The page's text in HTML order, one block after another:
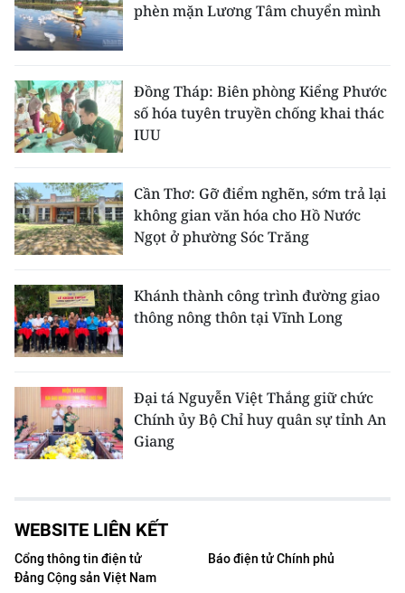
phèn mặn Lương Tâm chuyển mình
Đồng Tháp: Biên phòng Kiểng Phước
số hóa tuyên truyền chống khai thác
IUU
Cần Thơ: Gỡ điểm nghẽn, sớm trả lại
không gian văn hóa cho Hồ Nước
Ngọt ở phường Sóc Trăng
Khánh thành công trình đường giao
thông nông thôn tại Vĩnh Long
Đại tá Nguyễn Việt Thắng giữ chức
Chính ủy Bộ Chỉ huy quân sự tỉnh An
Giang
WEBSITE LIÊN KẾT
Cổng thông tin điện tử
Đảng Cộng sản Việt Nam
Báo điện tử Chính phủ